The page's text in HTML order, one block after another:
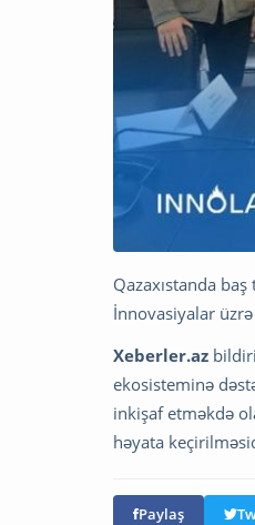
Qazaxıstanda
İnnovasiyalar
Xeberler.az
ekosisteminə
inkişaf etməkdə
həyata
Paylaş